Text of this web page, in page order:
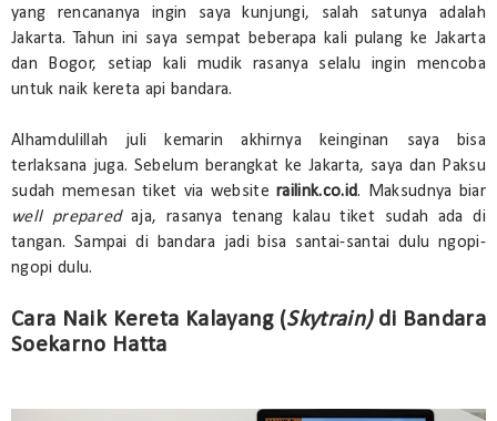
yang rencananya ingin saya kunjungi, salah satunya adalah
Jakarta. Tahun ini saya sempat beberapa kali pulang ke Jakarta
dan Bogor, setiap kali mudik rasanya selalu ingin mencoba
untuk naik kereta api bandara.
Alhamdulillah juli kemarin akhirnya keinginan saya bisa
terlaksana juga. Sebelum berangkat ke Jakarta, saya dan Paksu
sudah memesan tiket via websiterailink.co.id. Maksudnya biar
well preparedaja, rasanya tenang kalau tiket sudah ada di
tangan. Sampai di bandara jadi bisa santai-santai dulu ngopi-
ngopi dulu.
Cara Naik Kereta Kalayang (Skytrain)di Bandara
Soekarno Hatta